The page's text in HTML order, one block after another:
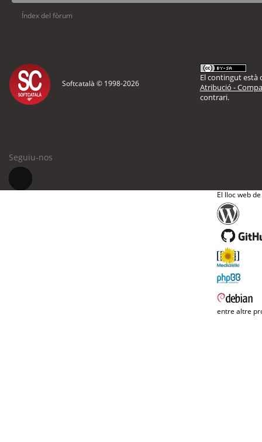
Índex del fòrum
Softcatalà © 1998-2026
El contingut està
Atribució -
contrari.
Seguiu-nos
El lloc web
entre altre